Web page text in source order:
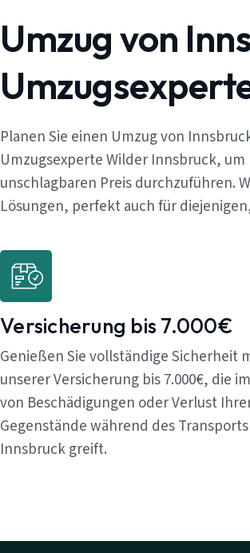
Umzug von
Planen Sie einen Umzug von
Umzugsexperte Wilder Innsbruck,
unschlagbaren Preis durchzuführen.
Lösungen, perfekt auch für
Versicherung bis 7.000€
Genießen Sie vollständige Sicherheit
unserer Versicherung bis 7.000€, die
von Beschädigungen oder Verlust
Gegenstände während des Transports
Innsbruck greift.